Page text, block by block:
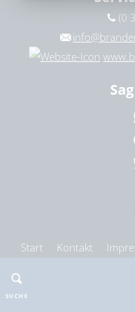
SUCHE
bitte wählen
ZURÜCKSETZEN
(0
Start Kontakt